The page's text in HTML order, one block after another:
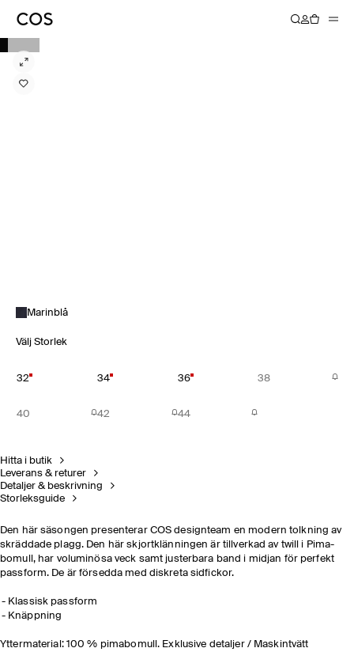
Marinblå
Välj Storlek
32 34 36 38
40 42 44
Hitta i butik
Leverans & returer
Detaljer & beskrivning
Storleksguide
Den här säsongen presenterar COS designteam en modern tolkning av
skräddade plagg. Den här skjortklänningen är tillverkad av twill i Pima-
bomull, har voluminösa veck samt justerbara band i midjan för perfekt
passform. De är försedda med diskreta sidfickor.
Klassisk passform
Knäppning
Yttermaterial: 100 % pimabomull. Exklusive detaljer / Maskintvätt